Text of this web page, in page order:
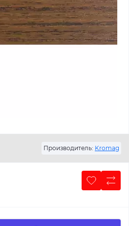
Производитель: Kromag